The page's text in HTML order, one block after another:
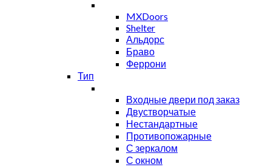
MXDoors
Shelter
Альдорс
Браво
Феррони
Тип
Входные двери под заказ
Двустворчатые
Нестандартные
Противопожарные
С зеркалом
С окном